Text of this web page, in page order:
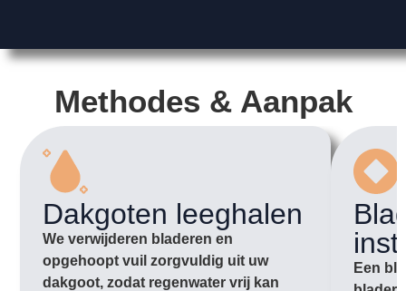
Methodes & Aanpak
Dakgoten leeghalen
We verwijderen bladeren en
opgehoopt vuil zorgvuldig uit uw
dakgoot, zodat regenwater vrij kan
Een